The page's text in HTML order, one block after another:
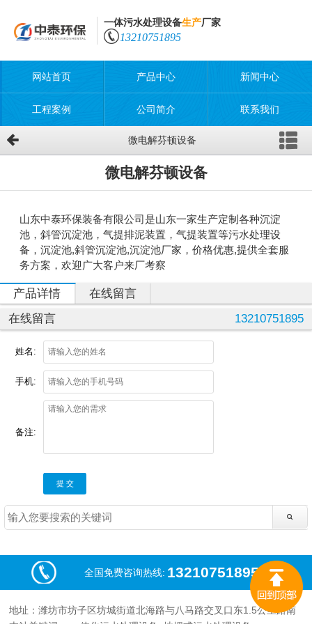
一体污水处理设备生产厂家
13210751895
网站首页 产品中心 新闻中心
工程案例 公司简介 联系我们
微电解芬顿设备
微电解芬顿设备
山东中泰环保装备有限公司是山东一家生产定制各种沉淀
池，斜管沉淀池，气提排泥装置，气提装置等污水处理设
备，沉淀池,斜管沉淀池,沉淀池厂家，价格优惠,提供全套服
务方案，欢迎广大客户来厂考察
产品详情
在线留言
在线留言
13210751895
姓名:
手机:
备注:
提 交
全国免费咨询热线: 13210751895
地址：潍坊市坊子区坊城街道北海路与八马路交叉口东1.5公里路南